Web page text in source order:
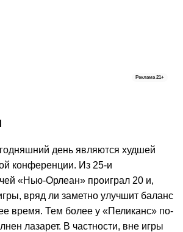
Реклама 21+
день являются худшей
конференции. Из 25-и
«Нью-Орлеан» проиграл 20 и,
вряд ли заметно улучшит баланс
время. Тем более у «Пеликанс» по-
лазарет. В частности, вне игры